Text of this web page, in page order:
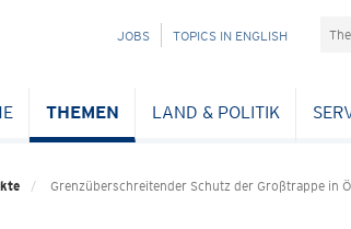
NAVIGATION
JOBS TOPICS IN ENGLISH
THEMEN LAND & POLITIK
Grenzüberschreitender Schutz der Großtrappe in